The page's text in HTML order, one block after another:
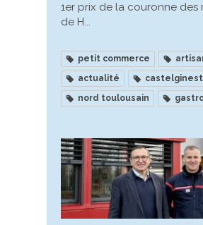
1er prix de la couronne des
de H...
petit commerce
actualité
castelginest
nord toulousain